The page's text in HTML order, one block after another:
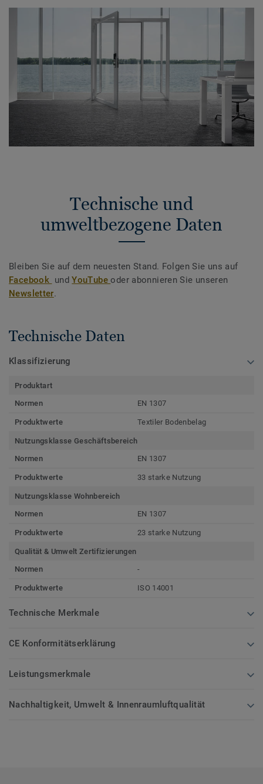
Technische und
umweltbezogene Daten
Bleiben Sie auf dem neuesten Stand. Folgen Sie uns auf
Facebook undYouTubeoder abonnieren Sie unseren
Newsletter.
Technische Daten
Klassifizierung
Produktart
Normen
EN 1307
Produktwerte Textiler Bodenbelag
Nutzungsklasse Geschäftsbereich
Normen
EN 1307
Produktwerte 33 starke Nutzung
Nutzungsklasse Wohnbereich
Normen
EN 1307
Produktwerte 23 starke Nutzung
Qualität & Umwelt Zertifizierungen
Normen
-
Produktwerte ISO 14001
Technische Merkmale
CE Konformitätserklärung
Leistungsmerkmale
Nachhaltigkeit, Umwelt & Innenraumluftqualität